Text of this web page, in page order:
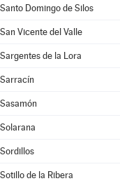
Santo Domingo de Silos
San Vicente del Valle
Sargentes de la Lora
Sarracín
Sasamón
Solarana
Sordillos
Sotillo de la Ribera